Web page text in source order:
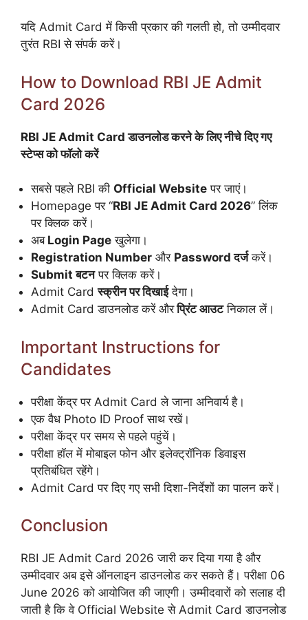
यदि Admit Card में किसी प्रकार की गलती हो, तो उम्मीदवार
तुरंत RBI से संपर्क करें।
How to Download RBI JE Admit
Card 2026
RBI JE Admit Card डाउनलोड करने के लिए नीचे दिए गए
स्टेप्स को फॉलो करें
सबसे पहले RBI की Official Website पर जाएं।
Homepage पर “RBI JE Admit Card 2026” लिंक
पर क्लिक करें।
अबLogin Page खुलेगा।
Registration Number और Password दर्जकरें।
Submit बटनपर क्लिक करें।
Admit Cardस्क्रीन पर दिखाईदेगा।
Admit Card डाउनलोड करें औरप्रिंट आउटनिकाल लें।
Important Instructions for
Candidates
परीक्षा केंद्र पर Admit Card ले जाना अनिवार्य है।
एक वैध Photo ID Proof साथ रखें।
परीक्षा केंद्र पर समय से पहले पहुंचें।
परीक्षा हॉल में मोबाइल फोन और इलेक्ट्रॉनिक डिवाइस
प्रतिबंधित रहेंगे।
Admit Card पर दिए गए सभी दिशा-निर्देशों का पालन करें।
Conclusion
RBI JE Admit Card 2026 जारी कर दिया गया है और
उम्मीदवार अब इसे ऑनलाइन डाउनलोड कर सकते हैं। परीक्षा 06
June 2026 को आयोजित की जाएगी। उम्मीदवारों को सलाह दी
जाती है कि वे Official Website से Admit Card डाउनलोड